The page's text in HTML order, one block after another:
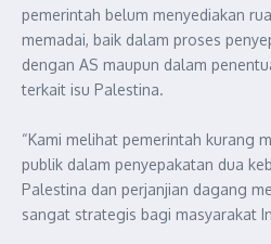
pemerintah belum menyediakan
memadai, baik dalam proses
dengan AS maupun dalam
terkait isu Palestina.
“Kami melihat pemerintah kurang
publik dalam penyepakatan dua
Palestina dan perjanjian dagang
sangat strategis bagi masyarakat